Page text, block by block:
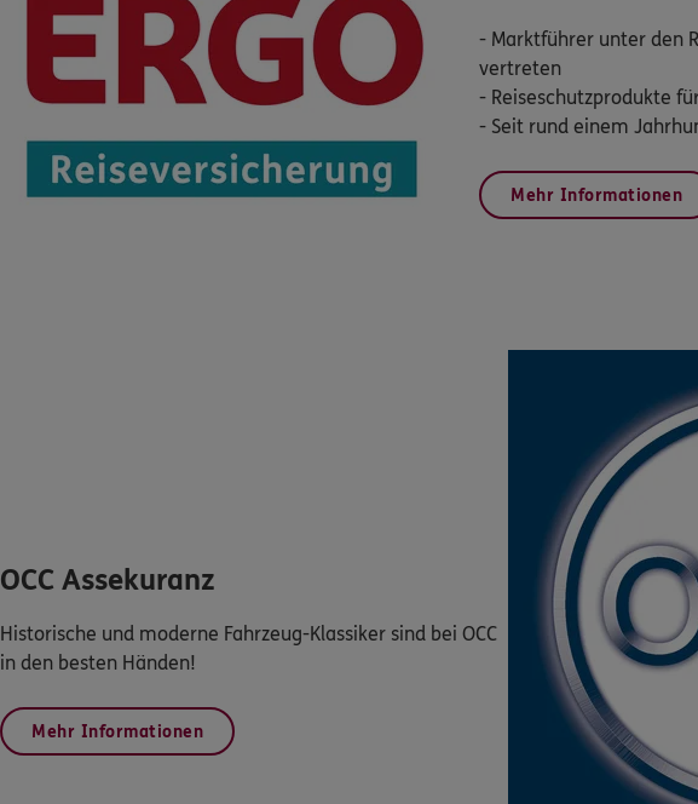
- Marktführer unter den
vertreten
- Reiseschutzprodukte
Mehr Informationen
OCC Assekuranz
Historische und moderne Fahrzeug-Klassiker sind bei OCC
in den besten Händen!
Mehr Informationen